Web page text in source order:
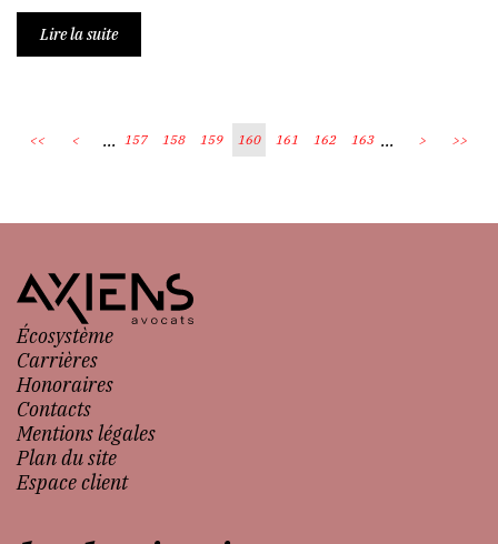
Lire la suite
<< < ... 157 158 159 160 161 162 163 ... > >>
Écosystème
Carrières
Honoraires
Contacts
Mentions légales
Plan du site
Espace client